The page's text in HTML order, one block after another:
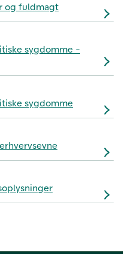
og fuldmagt
sygdomme -
sygdomme